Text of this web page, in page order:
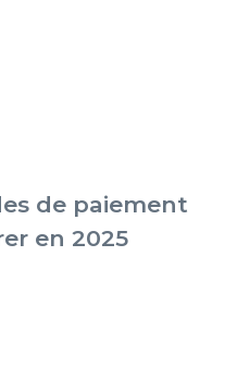
de paiement
en 2025